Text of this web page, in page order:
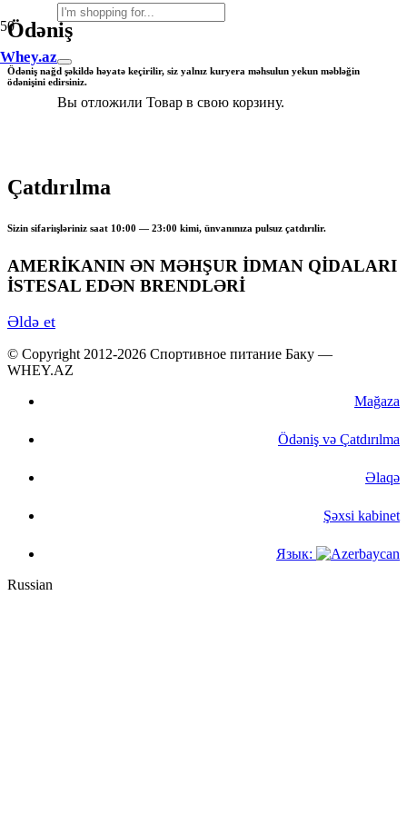
Whey.az
Вы отложили Товар в свою корзину.
Ödəniş
Ödəniş nağd şəkildə həyatə keçirilir, siz yalnız kuryera məhsulun yekun məbləğin
ödənişini edirsiniz.
Çatdırılma
Sizin sifariışləriniz saat 10:00 — 23:00 kimi, ünvanınıza pulsuz çatdırılir.
AMERİKANIN ƏN MƏHŞUR İDMAN QİDALARI
İSTESAL EDƏN BRENDLƏRİ
Əldə et
© Copyright 2012-2026 Спортивное питание Баку —
WHEY.AZ
Mağaza
Ödəniş və Çatdırılma
Əlaqə
Şəxsi kabinet
Язык:
Russian